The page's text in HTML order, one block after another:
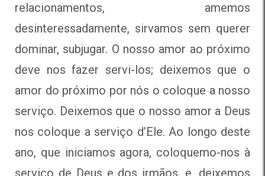
relacionamentos, amemos
desinteressadamente, sirvamos sem querer
dominar, subjugar. O nosso amor ao próximo
deve nos fazer servi-los; deixemos que o
amor do próximo por nós o coloque a nosso
serviço. Deixemos que o nosso amor a Deus
nos coloque a serviço d’Ele. Ao longo deste
ano, que iniciamos agora, coloquemo-nos à
serviço de Deus e dos irmãos, e, deixemos